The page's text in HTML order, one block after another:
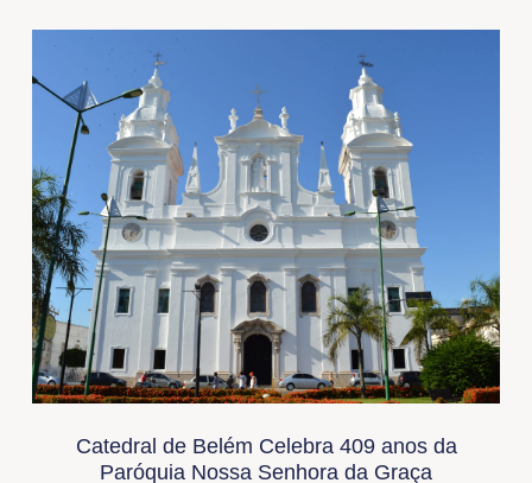
Catedral de Belém Celebra 409 anos da
Paróquia Nossa Senhora da Graça